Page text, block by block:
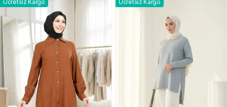
Ücretsiz Kargo Ücretsiz Kargo